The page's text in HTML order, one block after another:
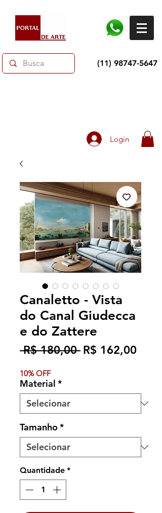
(11) 98747-5647
Login
Canaletto - Vista
do Canal Giudecca
e do Zattere
R$ 180,00 Preço
R$ 162,00Preço
10% OFF
Material *
Tamanho*
Quantidade *